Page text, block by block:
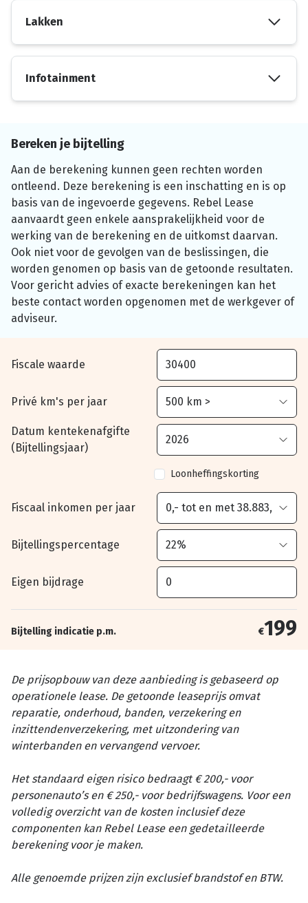
Lakken
Infotainment
Bereken je bijtelling
Aan de berekening kunnen geen rechten worden
ontleend. Deze berekening is een inschatting en is op
basis van de ingevoerde gegevens. Rebel Lease
aanvaardt geen enkele aansprakelijkheid voor de
werking van de berekening en de uitkomst daarvan.
Ook niet voor de gevolgen van de beslissingen, die
worden genomen op basis van de getoonde resultaten.
Voor gericht advies of exacte berekeningen kan het
beste contact worden opgenomen met de werkgever of
adviseur.
Fiscale waarde
Privé km's per jaar
Datum kentekenafgifte
(Bijtellingsjaar)
Loonheffingskorting
Fiscaal inkomen per jaar
Bijtellingspercentage
Eigen bijdrage
Bijtelling indicatie p.m. €199
De prijsopbouw van deze aanbieding is gebaseerd op
operationele lease. De getoonde leaseprijs omvat
reparatie, onderhoud, banden, verzekering en
inzittendenverzekering, met uitzondering van
winterbanden en vervangend vervoer.
Het standaard eigen risico bedraagt € 200,- voor
personenauto’s en € 250,- voor bedrijfswagens. Voor een
volledig overzicht van de kosten inclusief deze
componenten kan Rebel Lease een gedetailleerde
berekening voor je maken.
Alle genoemde prijzen zijn exclusief brandstof en BTW.